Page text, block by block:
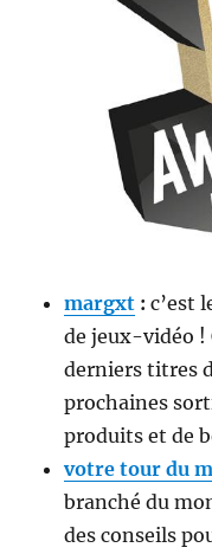
margxt :c’est
de jeux-vidéo !
derniers titres
prochaines
produits et de
votre tour du
branché du
des conseils